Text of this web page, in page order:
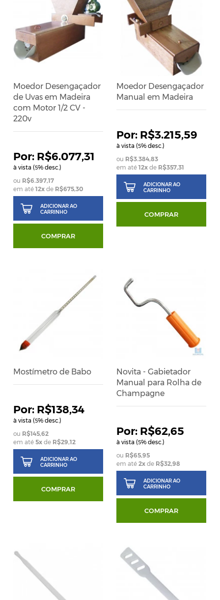
Moedor Desengaçador
de Uvas em Madeira
com Motor 1/2 CV -
220v
R$6.077,31
à vista (5% desc.)
R$6.397,17
em até12x de R$675,30
ADICIONAR AO
CARRINHO
COMPRAR
Moedor Desengaçador
Manual em Madeira
R$3.215,59
à vista (5% desc.)
R$3.384,83
em até 12xde R$357,31
ADICIONAR AO
CARRINHO
COMPRAR
Mostímetro de Babo
R$138,34
à vista (5% desc.)
R$145,62
em até5x de R$29,12
ADICIONAR AO
CARRINHO
COMPRAR
Novita - Gabietador
Manual para Rolha de
Champagne
R$62,65
à vista (5% desc.)
R$65,95
em até 2xde R$32,98
ADICIONAR AO
CARRINHO
COMPRAR